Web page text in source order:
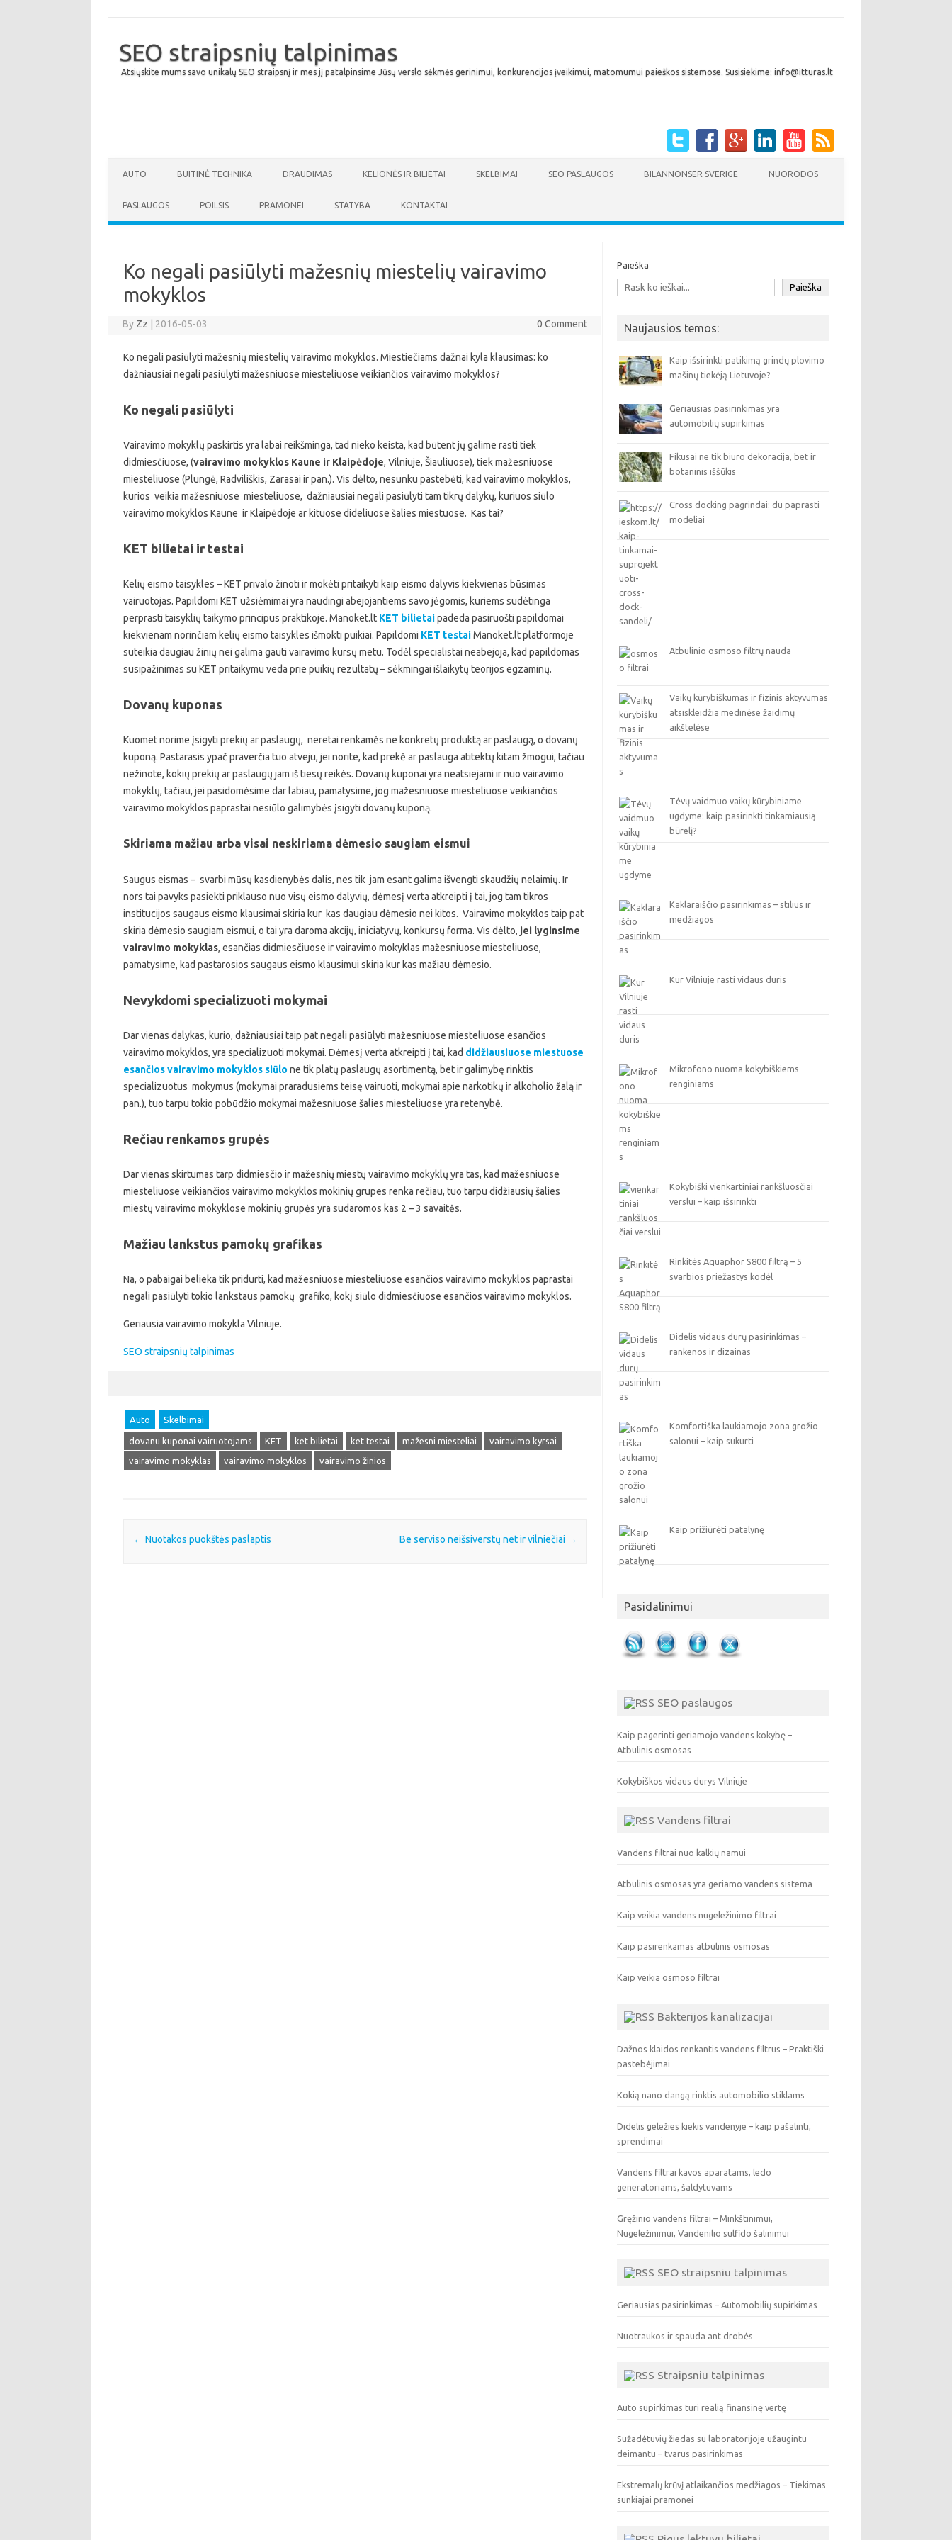
SEO straipsnių talpinimas
Atsiųskite mums savo unikalų SEO straipsnį ir mes jį patalpinsime Jūsų verslo sėkmės gerinimui, konkurencijos įveikimui, matomumui paieškos sistemose. Susisiekime: info@itturas.lt
AUTO BUITINĖ TECHNIKA DRAUDIMAS KELIONĖS IR BILIETAI SKELBIMAI SEO PASLAUGOS BILANNONSER SVERIGE NUORODOS
PASLAUGOS POILSIS PRAMONEI STATYBA KONTAKTAI
Ko negali pasiūlyti mažesnių miestelių vairavimo
mokyklos
By Zz 2016-05-03 0 Comment
Ko negali pasiūlyti mažesnių miestelių vairavimo mokyklos. Miestiečiams dažnai kyla klausimas: ko
dažniausiai negali pasiūlyti mažesniuose miesteliuose veikiančios vairavimo mokyklos?
Ko negali pasiūlyti
Vairavimo mokyklų paskirtis yra labai reikšminga, tad nieko keista, kad būtent jų galime rasti tiek
didmiesčiuose, (vairavimo mokyklos Kaune ir Klaipėdoje, Vilniuje, Šiauliuose), tiek mažesniuose
miesteliuose (Plungė, Radviliškis, Zarasai ir pan.). Vis dėlto, nesunku pastebėti, kad vairavimo mokyklos,
kurios veikia mažesniuose miesteliuose, dažniausiai negali pasiūlyti tam tikrų dalykų, kuriuos siūlo
vairavimo mokyklos Kaune ir Klaipėdoje ar kituose dideliuose šalies miestuose. Kas tai?
KET bilietai ir testai
Kelių eismo taisykles – KET privalo žinoti ir mokėti pritaikyti kaip eismo dalyvis kiekvienas būsimas
vairuotojas. Papildomi KET užsiėmimai yra naudingi abejojantiems savo jėgomis, kuriems sudėtinga
perprasti taisyklių taikymo principus praktikoje. Manoket.lt KET bilietaipadeda pasiruošti papildomai
kiekvienam norinčiam kelių eismo taisykles išmokti puikiai. Papildomi KET testaiManoket.lt platformoje
suteikia daugiau žinių nei galima gauti vairavimo kursų metu. Todėl specialistai neabejoja, kad papildomas
susipažinimas su KET pritaikymu veda prie puikių rezultatų – sėkmingai išlaikytų teorijos egzaminų.
Dovanų kuponas
Kuomet norime įsigyti prekių ar paslaugų, neretai renkamės ne konkretų produktą ar paslaugą, o dovanų
kuponą. Pastarasis ypač praverčia tuo atveju, jei norite, kad prekė ar paslauga atitektų kitam žmogui, tačiau
nežinote, kokių prekių ar paslaugų jam iš tiesų reikės. Dovanų kuponai yra neatsiejami ir nuo vairavimo
mokyklų, tačiau, jei pasidomėsime dar labiau, pamatysime, jog mažesniuose miesteliuose veikiančios
vairavimo mokyklos paprastai nesiūlo galimybės įsigyti dovanų kuponą.
Skiriama mažiau arba visai neskiriama dėmesio saugiam eismui
Saugus eismas – svarbi mūsų kasdienybės dalis, nes tik jam esant galima išvengti skaudžių nelaimių. Ir
nors tai pavyks pasiekti priklauso nuo visų eismo dalyvių, dėmesį verta atkreipti į tai, jog tam tikros
institucijos saugaus eismo klausimai skiria kur kas daugiau dėmesio nei kitos. Vairavimo mokyklos taip pat
skiria dėmesio saugiam eismui, o tai yra daroma akcijų, iniciatyvų, konkursų forma. Vis dėlto, jei lyginsime
vairavimo mokyklas, esančias didmiesčiuose ir vairavimo mokyklas mažesniuose miesteliuose,
pamatysime, kad pastarosios saugaus eismo klausimui skiria kur kas mažiau dėmesio.
Nevykdomi specializuoti mokymai
Dar vienas dalykas, kurio, dažniausiai taip pat negali pasiūlyti mažesniuose miesteliuose esančios
vairavimo mokyklos, yra specializuoti mokymai. Dėmesį verta atkreipti į tai, kad didžiausiuose miestuose
esančios vairavimo mokyklos siūlo ne tik platų paslaugų asortimentą, bet ir galimybę rinktis
specializuotus mokymus (mokymai praradusiems teisę vairuoti, mokymai apie narkotikų ir alkoholio žalą ir
pan.), tuo tarpu tokio pobūdžio mokymai mažesniuose šalies miesteliuose yra retenybė.
Rečiau renkamos grupės
Dar vienas skirtumas tarp didmiesčio ir mažesnių miestų vairavimo mokyklų yra tas, kad mažesniuose
miesteliuose veikiančios vairavimo mokyklos mokinių grupes renka rečiau, tuo tarpu didžiausių šalies
miestų vairavimo mokyklose mokinių grupės yra sudaromos kas 2 – 3 savaitės.
Mažiau lankstus pamokų grafikas
Na, o pabaigai belieka tik pridurti, kad mažesniuose miesteliuose esančios vairavimo mokyklos paprastai
negali pasiūlyti tokio lankstaus pamokų grafiko, kokį siūlo didmiesčiuose esančios vairavimo mokyklos.
Geriausia vairavimo mokykla Vilniuje.
SEO straipsnių talpinimas
Auto Skelbimai
dovanu kuponai vairuotojams KET ket bilietai ket testai mažesni miesteliai
vairavimo kyrsai
vairavimo mokyklas
vairavimo mokyklos vairavimo žinios
Post navigation
← Nuotakos puokštės paslaptis Be serviso neišsiverstų net ir vilniečiai →
Paieška
Paieška
Naujausios temos:
Kaip išsirinkti patikimą grindų plovimo
mašinų tiekėją Lietuvoje?
Geriausias pasirinkimas yra
automobilių supirkimas
Fikusai ne tik biuro dekoracija, bet ir
botaninis iššūkis
Cross docking pagrindai: du paprasti
modeliai
Atbulinio osmoso filtrų nauda
Vaikų kūrybiškumas ir fizinis aktyvumas
atsiskleidžia medinėse žaidimų
aikštelėse
Tėvų vaidmuo vaikų kūrybiniame
ugdyme: kaip pasirinkti tinkamiausią
būrelį?
Kaklaraiščio pasirinkimas – stilius ir
medžiagos
Kur Vilniuje rasti vidaus duris
Mikrofono nuoma kokybiškiems
renginiams
Kokybiški vienkartiniai rankšluosčiai
verslui – kaip išsirinkti
Rinkitės Aquaphor S800 filtrą – 5
svarbios priežastys kodėl
Didelis vidaus durų pasirinkimas –
rankenos ir dizainas
Komfortiška laukiamojo zona grožio
salonui – kaip sukurti
Kaip prižiūrėti patalynę
Pasidalinimui
SEO paslaugos
Kaip pagerinti geriamojo vandens kokybę –
Atbulinis osmosas
Kokybiškos vidaus durys Vilniuje
Vandens filtrai
Vandens filtrai nuo kalkių namui
Atbulinis osmosas yra geriamo vandens sistema
Kaip veikia vandens nugeležinimo filtrai
Kaip pasirenkamas atbulinis osmosas
Kaip veikia osmoso filtrai
Bakterijos kanalizacijai
Dažnos klaidos renkantis vandens filtrus – Praktiški
pastebėjimai
Kokią nano dangą rinktis automobilio stiklams
Didelis geležies kiekis vandenyje – kaip pašalinti,
sprendimai
Vandens filtrai kavos aparatams, ledo
generatoriams, šaldytuvams
Gręžinio vandens filtrai – Minkštinimui,
Nugeležinimui, Vandenilio sulfido šalinimui
SEO straipsniu talpinimas
Geriausias pasirinkimas – Automobilių supirkimas
Nuotraukos ir spauda ant drobės
Straipsniu talpinimas
Auto supirkimas turi realią finansinę vertę
Sužadėtuvių žiedas su laboratorijoje užaugintu
deimantu – tvarus pasirinkimas
Ekstremalų krūvį atlaikančios medžiagos – Tiekimas
sunkiajai pramonei